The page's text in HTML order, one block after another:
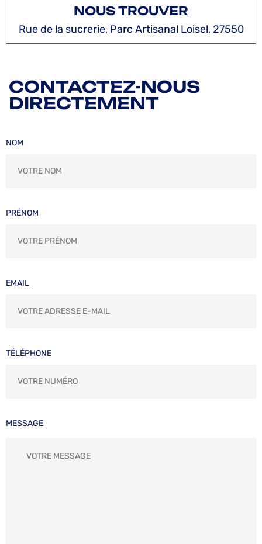
NOUS TROUVER
Rue de la sucrerie, Parc Artisanal Loisel, 27550
CONTACTEZ-NOUS
DIRECTEMENT
NOM
PRÉNOM
EMAIL
TÉLÉPHONE
MESSAGE